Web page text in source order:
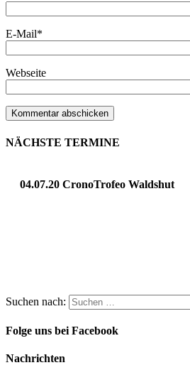
E-Mail*
Webseite
NÄCHSTE TERMINE
04.07.20 CronoTrofeo Waldshut
Suchen nach:
Folge uns bei Facebook
Nachrichten